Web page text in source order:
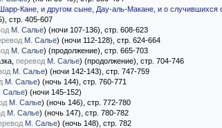
Кане, и другом сыне, Дау-аль-Макане, и о случившихся
стр. 405-607
М. Салье) (ночи 107-136), стр. 608-623
М. Салье) (ночи 112-128), стр. 624-664
М. Салье) (продолжение), стр. 665-703
перевод М. Салье) (продолжение), стр. 704-746
М. Салье) (ночи 142-143), стр. 747-759
М. Салье) (ночь 144), стр. 760-771
Салье) (ночи 145-152)
М. Салье) (ночь 146), стр. 772-780
М. Салье) (ночь 147), стр. 780-782
М. Салье) (ночь 148), стр. 782